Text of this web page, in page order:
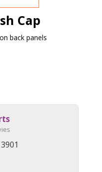
Cap
back panels